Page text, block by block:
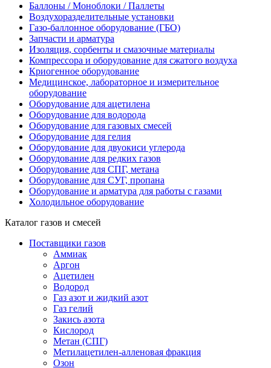
Баллоны / Моноблоки / Паллеты
Воздухоразделительные установки
Газо-баллонное оборудование (ГБО)
Запчасти и арматура
Изоляция, сорбенты и смазочные материалы
Компрессора и оборудование для сжатого воздуха
Криогенное оборудование
Медицинское, лабораторное и измерительное
оборудование
Оборудование для ацетилена
Оборудование для водорода
Оборудование для газовых смесей
Оборудование для гелия
Оборудование для двуокиси углерода
Оборудование для редких газов
Оборудование для СПГ, метана
Оборудование для СУГ, пропана
Оборудование и арматура для работы с газами
Холодильное оборудование
Каталог газов и смесей
Поставщики газов
Аммиак
Аргон
Ацетилен
Водород
Газ азот и жидкий азот
Газ гелий
Закись азота
Кислород
Метан (СПГ)
Метилацетилен-алленовая фракция
Озон